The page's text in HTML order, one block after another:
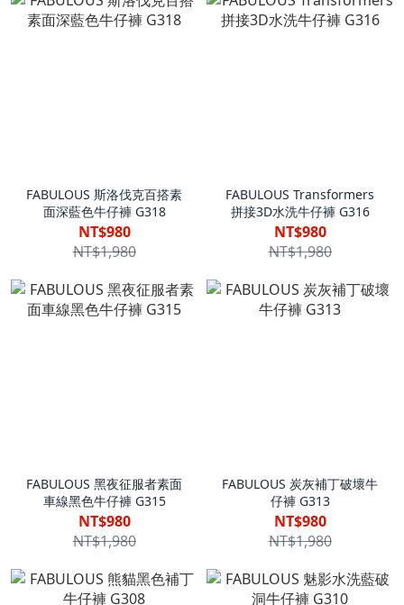
FABULOUS 斯洛伐克百搭素
面深藍色牛仔褲 G318
NT$980
NT$1,980
FABULOUS Transformers
拼接3D水洗牛仔褲 G316
NT$980
NT$1,980
FABULOUS 黑夜征服者素面
車線黑色牛仔褲 G315
NT$980
NT$1,980
FABULOUS 炭灰補丁破壞牛
仔褲 G313
NT$980
NT$1,980